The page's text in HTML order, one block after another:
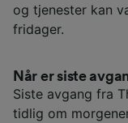
og tjenester kan
fridager.
Når er siste
Siste avgang fra
tidlig om